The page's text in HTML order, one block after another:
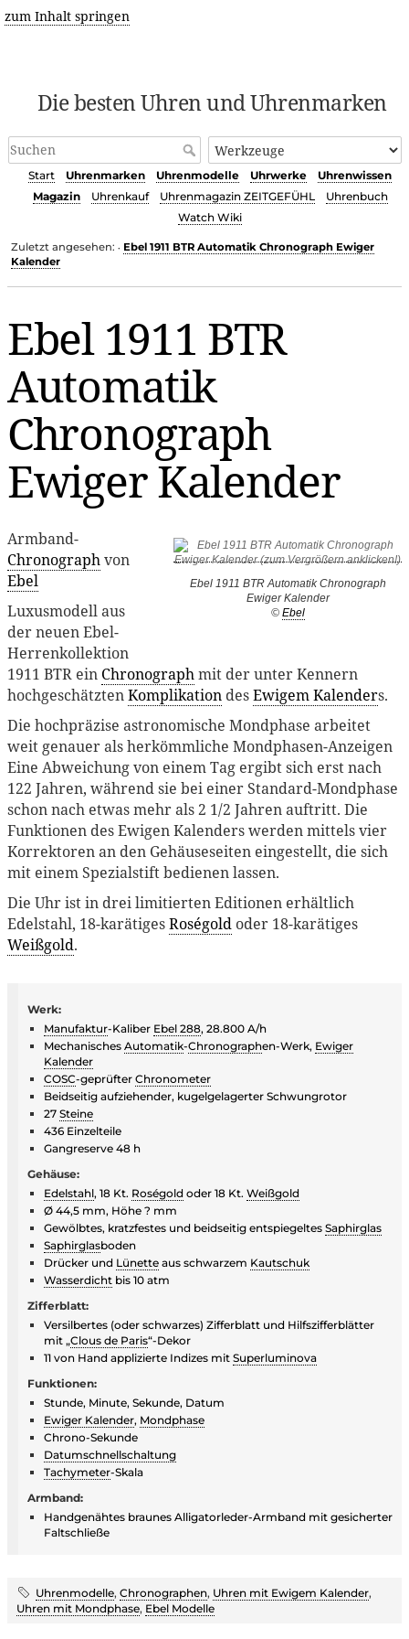
zum Inhalt springen
Die besten Uhren und Uhrenmarken
Start Uhrenmarken Uhrenmodelle Uhrwerke
Uhrenwissen
Magazin
Uhrenkauf Uhrenmagazin ZEITGEFÜHL
Uhrenbuch
Watch Wiki
Zuletzt angesehen: • Ebel 1911 BTR Automatik Chronograph Ewiger
Kalender
Ebel 1911 BTR
Automatik
Chronograph
Ewiger Kalender
Ebel 1911 BTR Automatik Chronograph
Ewiger Kalender
© Ebel
Armband-
Chronographvon
Ebel
Luxusmodell aus
der neuen Ebel-
Herrenkollektion
1911 BTR ein Chronographmit der unter Kennern
hochgeschätztenKomplikation desEwigem Kalenders.
Die hochpräzise astronomische Mondphase arbeitet
weit genauer als herkömmliche Mondphasen-Anzeigen
Eine Abweichung von einem Tag ergibt sich erst nach
122 Jahren, während sie bei einer Standard-Mondphase
schon nach etwas mehr als 2 1/2 Jahren auftritt. Die
Funktionen des Ewigen Kalenders werden mittels vier
Korrektoren an den Gehäuseseiten eingestellt, die sich
mit einem Spezialstift bedienen lassen.
Die Uhr ist in drei limitierten Editionen erhältlich
Edelstahl, 18-karätigesRoségold oder 18-karätiges
Weißgold.
Werk:
Manufaktur-Kaliber Ebel 288, 28.800 A/h
Mechanisches Automatik-Chronographen-Werk, Ewiger
Kalender
COSC-geprüfter Chronometer
Beidseitig aufziehender, kugelgelagerter Schwungrotor
27 Steine
436 Einzelteile
Gangreserve 48 h
Gehäuse:
Edelstahl, 18 Kt. Roségold oder 18 Kt. Weißgold
Ø 44,5 mm, Höhe ? mm
Gewölbtes, kratzfestes und beidseitig entspiegeltes Saphirglas
Saphirglasboden
Drücker und Lünette aus schwarzem Kautschuk
Wasserdicht bis 10 atm
Zifferblatt:
Versilbertes (oder schwarzes) Zifferblatt und Hilfszifferblätter
mit „Clous de Paris“-Dekor
11 von Hand applizierte Indizes mit Superluminova
Funktionen:
Stunde, Minute, Sekunde, Datum
Ewiger Kalender, Mondphase
Chrono-Sekunde
Datumschnellschaltung
Tachymeter-Skala
Armband:
Handgenähtes braunes Alligatorleder-Armband mit gesicherter
Faltschließe
Uhrenmodelle, Chronographen, Uhren mit Ewigem Kalender,
Uhren mit Mondphase, Ebel Modelle